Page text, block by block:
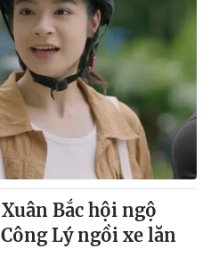
Bắc hội ngộ
Lý ngồi xe lăn